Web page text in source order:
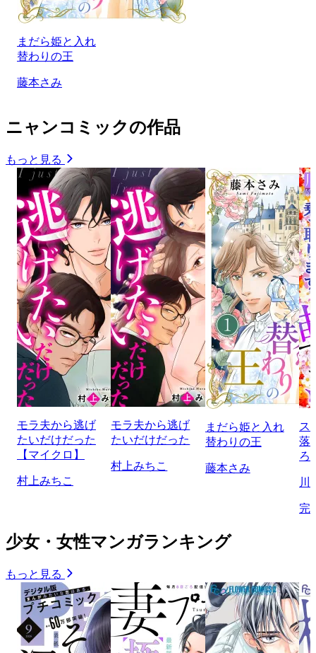
まだら姫と入れ
替わりの王
藤本さみ
ニャンコミックの作品
もっと見る
モラ夫から逃げ
たいだけだった
【マイクロ】
村上みちこ
モラ夫から逃げ
たいだけだった
村上みちこ
まだら姫と入れ
替わりの王
藤本さみ
ス
落
ろ
川
完
少女・女性マンガランキング
もっと見る